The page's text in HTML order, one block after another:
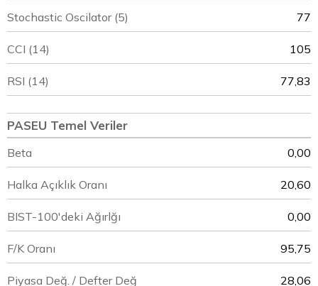
Stochastic Oscilator (5) 77
CCI (14) 105
RSI (14) 77,83
PASEU Temel Veriler
Beta 0,00
Halka Açıklık Oranı 20,60
BIST-100'deki Ağırlğı 0,00
F/K Oranı 95,75
Piyasa Değ. / Defter Değ 28,06